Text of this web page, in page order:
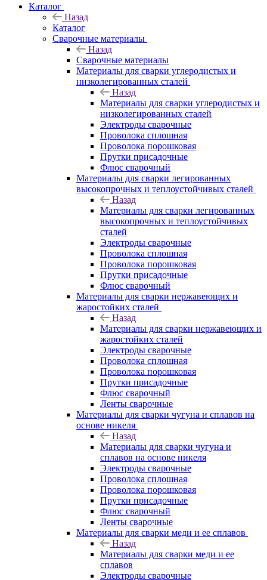
Каталог
Назад
Каталог
Сварочные материалы
Назад
Сварочные материалы
Материалы для сварки углеродистых и
низколегированных сталей
Назад
Материалы для сварки углеродистых и
низколегированных сталей
Электроды сварочные
Проволока сплошная
Проволока порошковая
Прутки присадочные
Флюс сварочный
Материалы для сварки легированных
высокопрочных и теплоустойчивых сталей
Назад
Материалы для сварки легированных
высокопрочных и теплоустойчивых
сталей
Электроды сварочные
Проволока сплошная
Проволока порошковая
Прутки присадочные
Флюс сварочный
Материалы для сварки нержавеющих и
жаростойких сталей
Назад
Материалы для сварки нержавеющих и
жаростойких сталей
Электроды сварочные
Проволока сплошная
Проволока порошковая
Прутки присадочные
Флюс сварочный
Ленты сварочные
Материалы для сварки чугуна и сплавов на
основе никеля
Назад
Материалы для сварки чугуна и
сплавов на основе никеля
Электроды сварочные
Проволока сплошная
Проволока порошковая
Прутки присадочные
Флюс сварочный
Ленты сварочные
Материалы для сварки меди и ее сплавов
Назад
Материалы для сварки меди и ее
сплавов
Электроды сварочные